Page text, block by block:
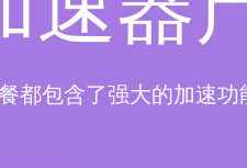
都包含了强大的加速